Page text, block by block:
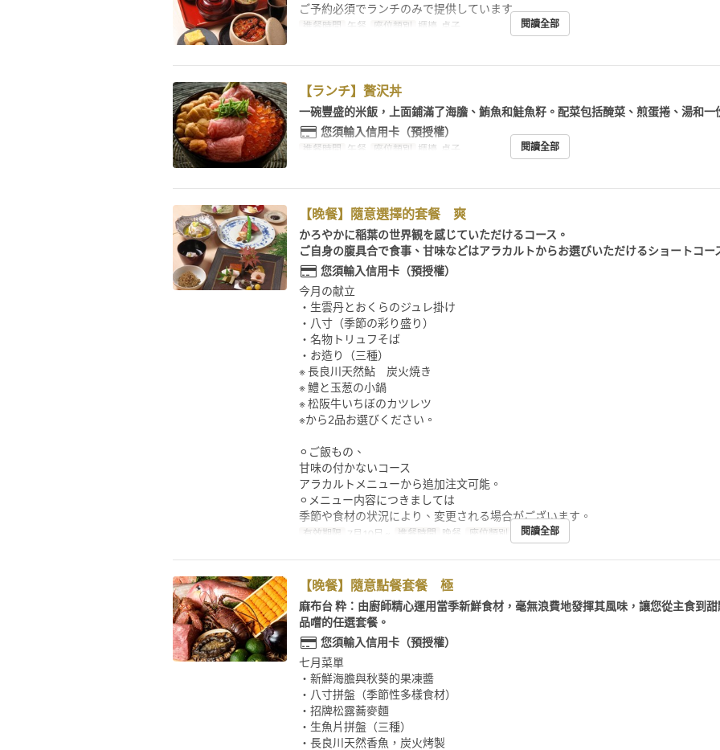
ご予約必須でランチのみで提供しています
進餐時間 午餐 座位類別 櫃檯, 桌子 閱讀全部
【ランチ】贅沢丼
一碗豐盛的米飯，上面鋪滿了海膽、鮪魚和鮭魚籽。配菜包括醃菜、煎蛋捲、湯和一
您須輸入信用卡（預授權）
進餐時間 午餐 座位類別 櫃檯, 桌子 閱讀全部
【晚餐】隨意選擇的套餐 爽
かろやかに稲葉の世界観を感じていただけるコース。
ご自身の腹具合で食事、甘味などはアラカルトからお選びいただけるショートコー
您須輸入信用卡（預授權）
今月の献立
・生雲丹とおくらのジュレ掛け
・八寸（季節の彩り盛り）
・名物トリュフそば
・お造り（三種）
※ 長良川天然鮎 炭火焼き
※ 鱧と玉葱の小鍋
※ 松阪牛いちぼのカツレツ
※から2品お選びください。
⚪︎ご飯もの、
甘味の付かないコース
アラカルトメニューから追加注文可能。
⚪︎メニュー内容につきましては
季節や食材の状況により、変更される場合がございます。
有效期限 7月10日 ~ 進餐時間 晚餐 座位類別 櫃檯, 桌子
閱讀全部
【晚餐】隨意點餐套餐 極
麻布台 粋：由廚師精心運用當季新鮮食材，毫無浪費地發揮其風味，讓您從主食到
品嚐的任選套餐。
您須輸入信用卡（預授權）
七月菜單
・新鮮海膽與秋葵的果凍醬
・八寸拼盤（季節性多樣食材）
・招牌松露蕎麥麵
・生魚片拼盤（三種）
・長良川天然香魚，炭火烤製